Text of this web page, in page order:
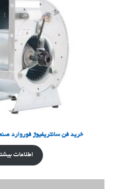
خرید فن سانتریفیوژ فوروارد
اطلاعات